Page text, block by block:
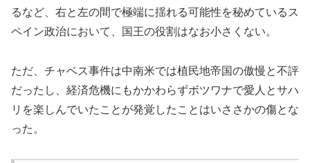
るなど、右と左の間で極端に揺れる可能性を秘めているス
ペイン政治において、国王の役割はなお小さくない。
ただ、チャベス事件は中南米では植民地帝国の傲慢と不評
だったし、経済危機にもかかわらずボツワナで愛人とサハ
リを楽しんでいたことが発覚したことはいささかの傷とな
った。